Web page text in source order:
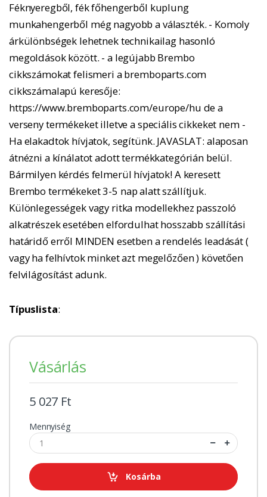
Féknyeregből, fék főhengerből kuplung
munkahengerből még nagyobb a választék. - Komoly
árkülönbségek lehetnek technikailag hasonló
megoldások között. - a legújabb Brembo
cikkszámokat felismeri a bremboparts.com
cikkszámalapú keresője:
https://www.bremboparts.com/europe/hu de a
verseny termékeket illetve a speciális cikkeket nem -
Ha elakadtok hívjatok, segítünk. JAVASLAT: alaposan
átnézni a kínálatot adott termékkategórián belül.
Bármilyen kérdés felmerül hívjatok! A keresett
Brembo termékeket 3-5 nap alatt szállítjuk.
Különlegességek vagy ritka modellekhez passzoló
alkatrészek esetében elfordulhat hosszabb szállítási
határidő erről MINDEN esetben a rendelés leadását (
vagy ha felhívtok minket azt megelőzően ) követően
felvilágosítást adunk.
Típuslista:
Vásárlás
5 027 Ft
Mennyiség
Kosárba